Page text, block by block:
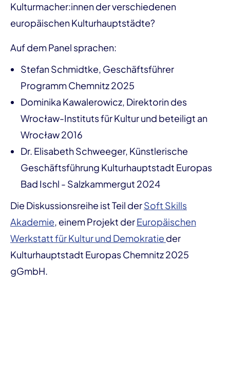
Kulturmacher:innen der verschiedenen
europäischen Kulturhauptstädte?
Auf dem Panel sprachen:
Stefan Schmidtke, Geschäftsführer
Programm Chemnitz 2025
Dominika Kawalerowicz, Direktorin des
Wrocław-Instituts für Kultur und beteiligt an
Wrocław 2016
Dr. Elisabeth Schweeger, Künstlerische
Geschäftsführung Kulturhauptstadt Europas
Bad Ischl - Salzkammergut 2024
Die Diskussionsreihe ist Teil derSoft Skills
Akademie, einem Projekt derEuropäischen
Werkstatt für Kultur und Demokratie der
Kulturhauptstadt Europas Chemnitz 2025
gGmbH.